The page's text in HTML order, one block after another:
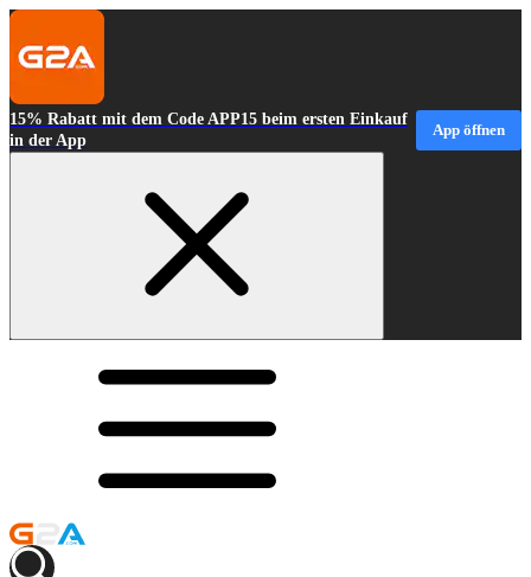
15% Rabatt mit dem Code APP15 beim ersten Einkauf
in der App
App öffnen